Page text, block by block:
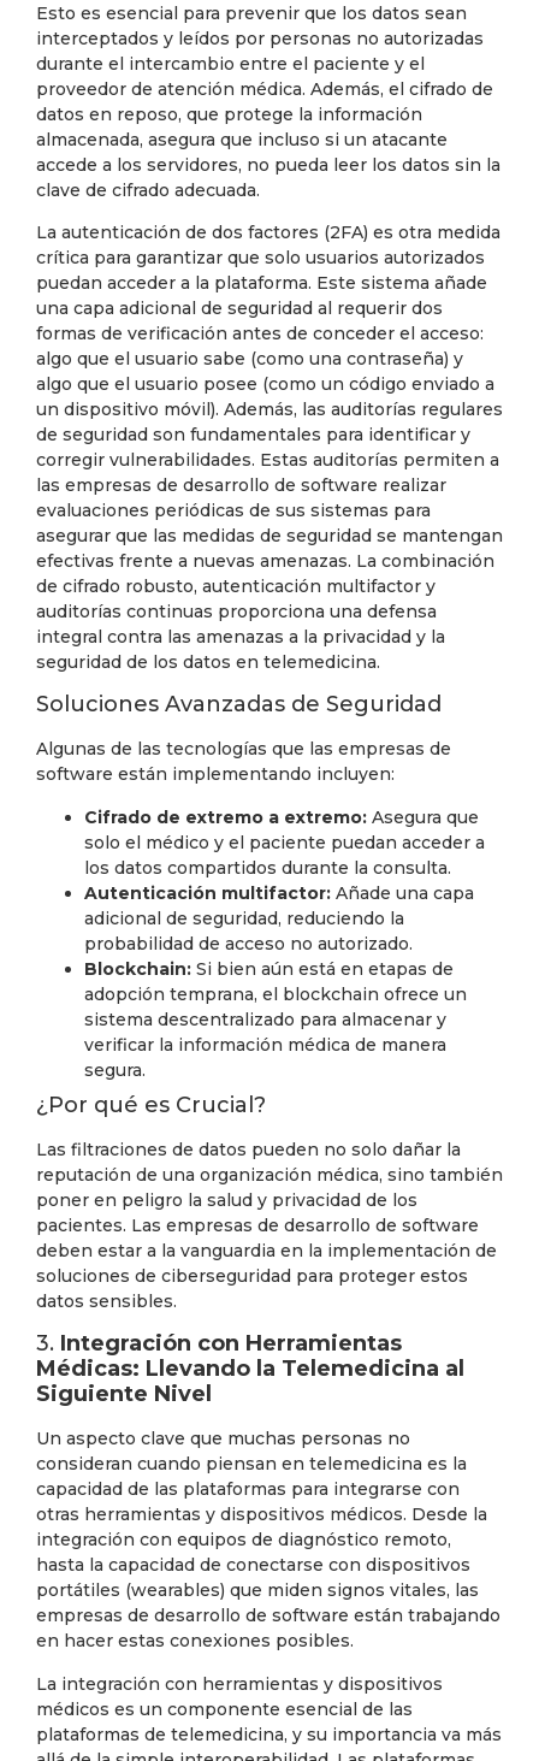
Esto es esencial para prevenir que los datos sean
interceptados y leídos por personas no autorizadas
durante el intercambio entre el paciente y el
proveedor de atención médica. Además, el cifrado de
datos en reposo, que protege la información
almacenada, asegura que incluso si un atacante
accede a los servidores, no pueda leer los datos sin la
clave de cifrado adecuada.
La autenticación de dos factores (2FA) es otra medida
crítica para garantizar que solo usuarios autorizados
puedan acceder a la plataforma. Este sistema añade
una capa adicional de seguridad al requerir dos
formas de verificación antes de conceder el acceso:
algo que el usuario sabe (como una contraseña) y
algo que el usuario posee (como un código enviado a
un dispositivo móvil). Además, las auditorías regulares
de seguridad son fundamentales para identificar y
corregir vulnerabilidades. Estas auditorías permiten a
las empresas de desarrollo de software realizar
evaluaciones periódicas de sus sistemas para
asegurar que las medidas de seguridad se mantengan
efectivas frente a nuevas amenazas. La combinación
de cifrado robusto, autenticación multifactor y
auditorías continuas proporciona una defensa
integral contra las amenazas a la privacidad y la
seguridad de los datos en telemedicina.
Soluciones Avanzadas de Seguridad
Algunas de las tecnologías que las empresas de
software están implementando incluyen:
Cifrado de extremo a extremo: Asegura que
solo el médico y el paciente puedan acceder a
los datos compartidos durante la consulta.
Autenticación multifactor: Añade una capa
adicional de seguridad, reduciendo la
probabilidad de acceso no autorizado.
Blockchain: Si bien aún está en etapas de
adopción temprana, el blockchain ofrece un
sistema descentralizado para almacenar y
verificar la información médica de manera
segura.
¿Por qué es Crucial?
Las filtraciones de datos pueden no solo dañar la
reputación de una organización médica, sino también
poner en peligro la salud y privacidad de los
pacientes. Las empresas de desarrollo de software
deben estar a la vanguardia en la implementación de
soluciones de ciberseguridad para proteger estos
datos sensibles.
3. Integración con Herramientas
Médicas: Llevando la Telemedicina al
Siguiente Nivel
Un aspecto clave que muchas personas no
consideran cuando piensan en telemedicina es la
capacidad de las plataformas para integrarse con
otras herramientas y dispositivos médicos. Desde la
integración con equipos de diagnóstico remoto,
hasta la capacidad de conectarse con dispositivos
portátiles (wearables) que miden signos vitales, las
empresas de desarrollo de software están trabajando
en hacer estas conexiones posibles.
La integración con herramientas y dispositivos
médicos es un componente esencial de las
plataformas de telemedicina, y su importancia va más